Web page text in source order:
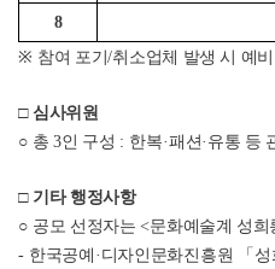
8
※ 참여 포기/취소업체 발생 시 예
□ 심사위원
○ 총3인 구성 : 한복·패션· 유통 등
□ 기타 행정사항
○ 공모 선정자는<문화예술계 성
- 한국공예 · 디자인문화진흥원 「 성